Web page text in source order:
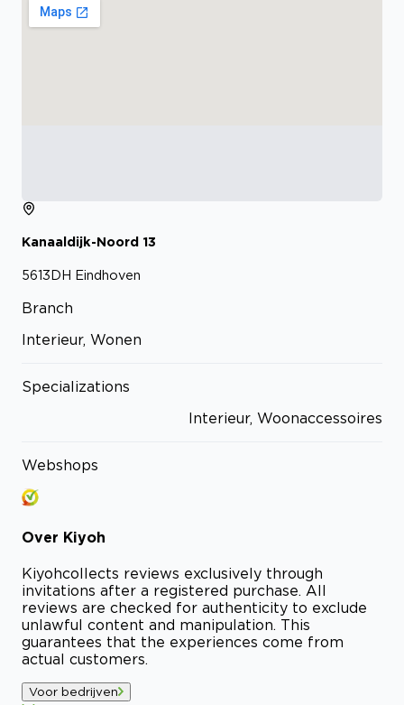
Kanaaldijk-Noord 13
5613DH Eindhoven
Branch
Interieur, Wonen
Specializations
Interieur, Woonaccessoires
Webshops
Over Kiyoh
Kiyohcollects reviews exclusively through
invitations after a registered purchase. All
reviews are checked for authenticity to exclude
unlawful content and manipulation. This
guarantees that the experiences come from
actual customers.
Voor bedrijven